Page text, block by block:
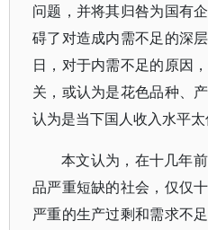
问题，并将其归咎为国有
碍了对造成内需不足的深
日，对于内需不足的原因
关，或认为是花色品种、
认为是当下国人收入水平太
本文认为，在十几年
品严重短缺的社会，仅仅
严重的生产过剩和需求不